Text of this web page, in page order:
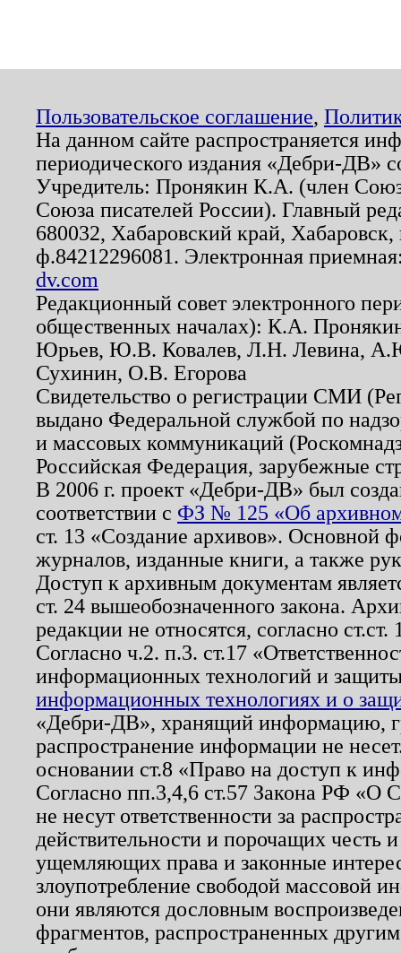
Пользовательское соглашение,
На данном сайте распространяется
периодического издания «Дебри-ДВ»
Учредитель: Пронякин К.А. (член
Союза писателей России). Главный
680032, Хабаровский край,
ф.84212296081. Электронная
dv.com
Редакционный совет электронного
общественных началах): К.А.
Юрьев, Ю.В. Ковалев, Л.Н. Левина,
Сухинин, О.В. Егорова
Свидетельство о регистрации СМИ
выдано Федеральной службой по
и массовых коммуникаций
Российская Федерация, зарубежные
В 2006 г. проект «Дебри-ДВ» был
соответствии с ФЗ № 125 «Об
ст. 13 «Создание архивов». Основной
журналов, изданные книги, а также
Доступ к архивным документам
ст. 24 вышеобозначенного закона.
редакции не относятся, согласно
Согласно ч.2. п.3. ст.17
информационных технологий и
информационных технологиях и о
«Дебри-ДВ», хранящий информацию,
распространение информации не
основании ст.8 «Право на доступ к
Согласно пп.3,4,6 ст.57 Закона РФ «О
не несут ответственности за
действительности и порочащих честь
ущемляющих права и законные
злоупотребление свободой массовой
они являются дословным
фрагментов, распространенных